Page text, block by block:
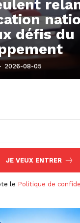
défis du
2026-08-05
JE VEUX ENTRER
le Politique de